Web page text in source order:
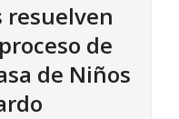
resuelven
de
de Niños